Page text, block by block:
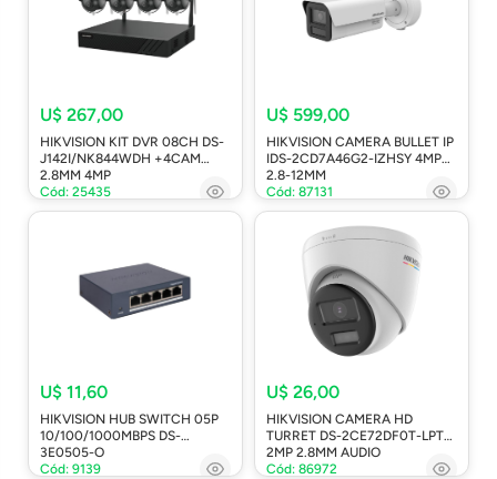
U$ 267,00
HIKVISION KIT DVR 08CH DS-
J142I/NK844WDH +4CAM
2.8MM 4MP
Cód: 25435
U$ 599,00
HIKVISION CAMERA BULLET IP
IDS-2CD7A46G2-IZHSY 4MP
2.8-12MM
Cód: 87131
U$ 11,60
HIKVISION HUB SWITCH 05P
10/100/1000MBPS DS-
3E0505-O
Cód: 9139
U$ 26,00
HIKVISION CAMERA HD
TURRET DS-2CE72DF0T-LPTS
2MP 2.8MM AUDIO
Cód: 86972